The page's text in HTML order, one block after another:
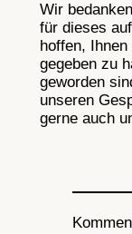
Wir
für dieses
hoffen,
gegeben zu
geworden
unseren
gerne auch